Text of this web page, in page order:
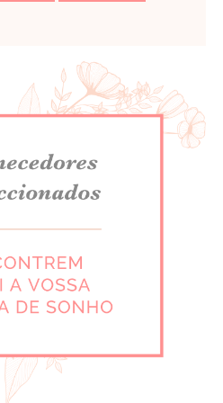
os seus dados, leia a nossa